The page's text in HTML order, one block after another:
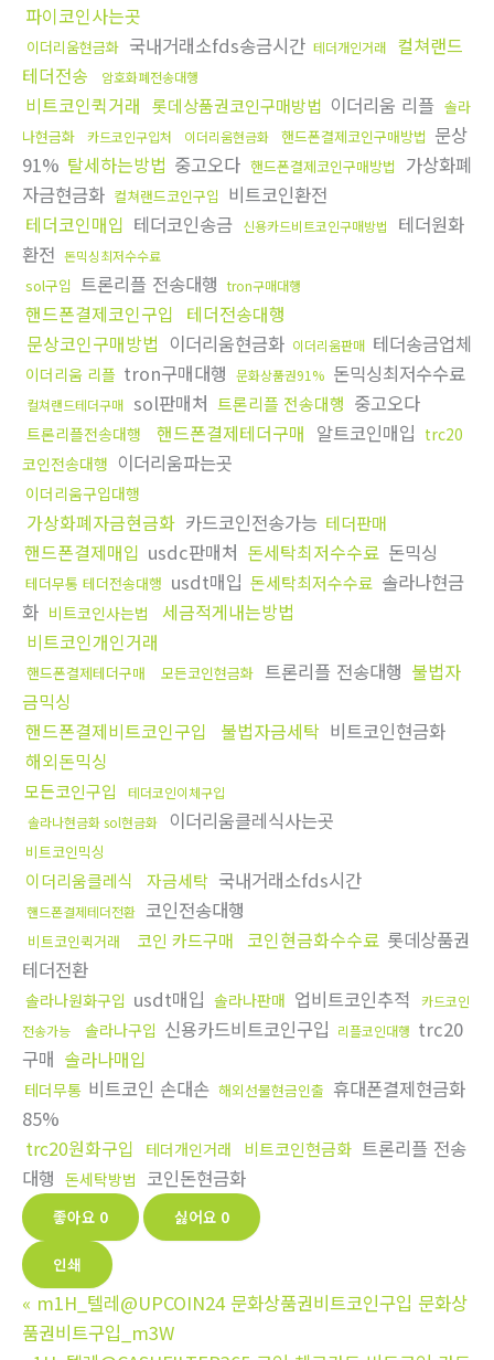
파이코인사는곳
이더리움현금화 국내거래소fds송금시간 테더개인거래
컬쳐랜드
테더전송
암호화폐전송대행
비트코인퀵거래 롯데상품권코인구매방법 이더리움 리플 솔라
나현금화
카드코인구입처 이더리움현금화 핸드폰결제코인구매방법 문상
91% 탈세하는방법 중고오다 핸드폰결제코인구매방법
가상화폐
자금현금화 컬쳐랜드코인구입 비트코인환전
테더코인매입 테더코인송금 신용카드비트코인구매방법
테더원화
환전 돈믹싱최저수수료
sol구입 트론리플 전송대행 tron구매대행
핸드폰결제코인구입 테더전송대행
문상코인구매방법 이더리움현금화 이더리움판매 테더송금업체
이더리움 리플 tron구매대행 문화상품권91% 돈믹싱최저수수료
컬쳐랜드테더구매 sol판매처 트론리플 전송대행 중고오다
트론리플전송대행 핸드폰결제테더구매 알트코인매입 trc20
코인전송대행 이더리움파는곳
이더리움구입대행
가상화폐자금현금화 카드코인전송가능 테더판매
핸드폰결제매입 usdc판매처 돈세탁최저수수료 돈믹싱
테더무통 테더전송대행 usdt매입 돈세탁최저수수료 솔라나현금
화 비트코인사는법
세금적게내는방법
비트코인개인거래
핸드폰결제테더구매 모든코인현금화 트론리플 전송대행 불법자
금믹싱
핸드폰결제비트코인구입
불법자금세탁 비트코인현금화
해외돈믹싱
모든코인구입
테더코인이체구입
솔라나현금화 sol현금화
이더리움클레식사는곳
비트코인믹싱
이더리움클레식 자금세탁 국내거래소fds시간
핸드폰결제테더전환 코인전송대행
비트코인퀵거래 코인 카드구매 코인현금화수수료 롯데상품권
테더전환
솔라나원화구입 usdt매입 솔라나판매 업비트코인추적
카드코인
전송가능
솔라나구입 신용카드비트코인구입 리플코인대행 trc20
구매 솔라나매입
테더무통 비트코인 손대손 해외선물현금인출 휴대폰결제현금화
85%
trc20원화구입
테더개인거래 비트코인현금화 트론리플 전송
대행 돈세탁방법 코인돈현금화
좋아요 0 싫어요 0
인쇄
« m1H_텔레@UPCOIN24 문화상품권비트코인구입 문화상
품권비트구입_m3W